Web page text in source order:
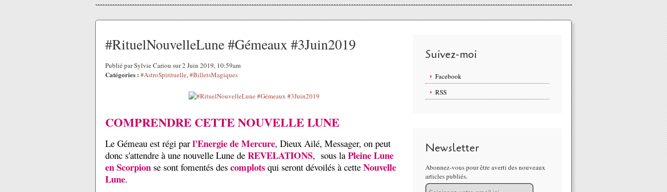
#RituelNouvelleLune #Gémeaux #3Juin2019
Publié par Sylvie Cariou sur 2 Juin 2019, 10:59am
Catégories : #AstroSpirituelle,#BilletsMagiques
COMPRENDRE CETTE NOUVELLE LUNE
Le Gémeau est régi par l'Energie de Mercure, Dieux Ailé, Messager, on peut
donc s'attendre à une nouvelle Lune de REVELATIONS, sous la Pleine Lune
en Scorpion se sont fomentés des complots qui seront dévoilés à cette Nouvelle
Lune.
Suivez-moi
Facebook
RSS
Newsletter
Abonnez-vous pour être averti des nouveaux
articles publiés.
Email